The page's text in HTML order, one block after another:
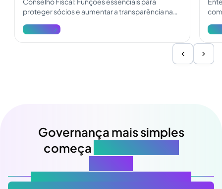
proteger sócios e aumentar a transparência na
e atualize a fiscalização.
Ver mais
Ver
Governança mais simples
começa